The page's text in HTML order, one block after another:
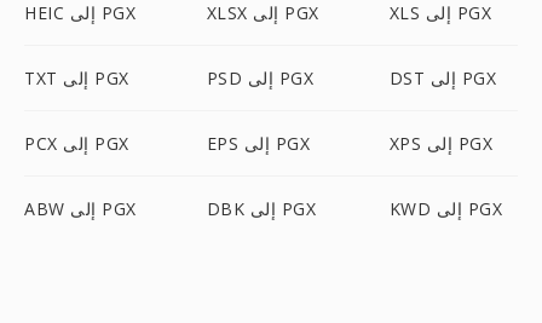
HEIC إلى PGX XLSX إلى PGX XLS إلى PGX
TXT إلى PGX PSD إلى PGX DST إلى PGX
PCX إلى PGX EPS إلى PGX XPS إلى PGX
ABW إلى PGX DBK إلى PGX KWD إلى PGX